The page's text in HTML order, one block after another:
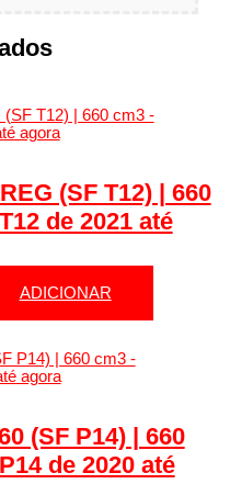
(SF T12) | 660
de 2021 até
ADICIONAR
(SF P14) | 660
de 2020 até